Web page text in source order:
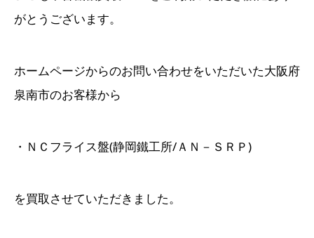
がとうございます。
ホームページからのお問い合わせをいただいた大阪府
泉南市のお客様から
・ＮＣフライス盤(静岡鐵工所/ＡＮ－ＳＲＰ)
を買取させていただきました。